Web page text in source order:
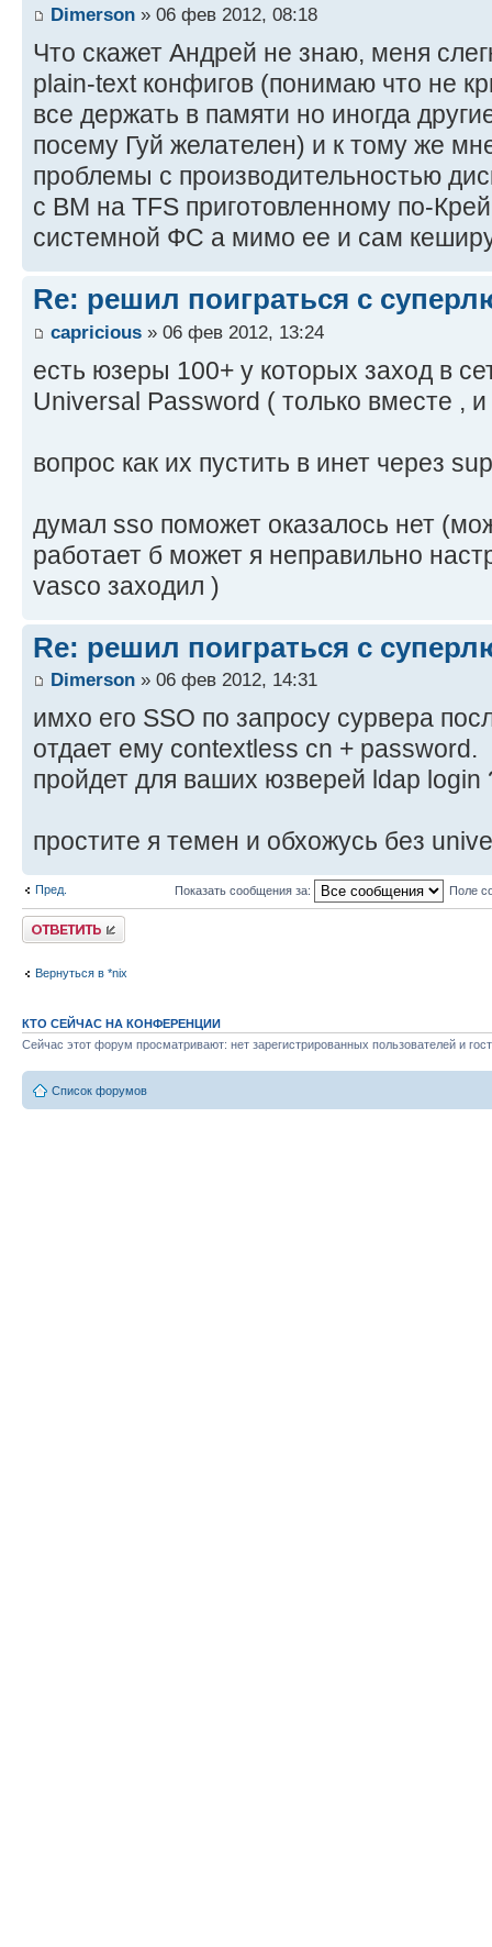
Dimerson » 06 фев 2012, 08:18
Что скажет Андрей не знаю, меня
plain-text конфигов (понимаю что не
все держать в памяти но иногда
посему Гуй желателен) и к тому же
проблемы с производительностью
с BM на TFS приготовленному по-
системной ФС а мимо ее и сам
Re: решил поиграться с
capricious » 06 фев 2012, 13:24
есть юзеры 100+ у которых заход в
Universal Password ( только вместе ,
вопрос как их пустить в инет через
думал sso поможет оказалось нет
работает б может я неправильно
vasco заходил )
Re: решил поиграться с
Dimerson » 06 фев 2012, 14:31
имхо его SSO по запросу сурвера
отдает ему contextless cn + password.
пройдет для ваших юзверей ldap login
простите я темен и обхожусь без
Пред. Показать сообщения за: Поле
Ответить
Вернуться в *nix
КТО СЕЙЧАС НА КОНФЕРЕНЦИИ
Сейчас этот форум просматривают: нет зарегистрированных пользователей и
Список форумов